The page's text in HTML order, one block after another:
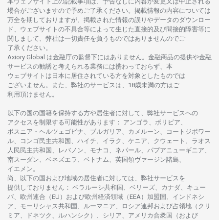
場合がございますので予めご了承ください。 掲載情報の内容については
万全を期しておりますが、 掲載さ れた情報の誤りやデータのダウンロー
ド、 ウェブサイトの不具合等によって生じた 直接的及び間接的障害等に
関し まして、 弊社は一切責任を負うものではありませんのでご
了承ください。
Axiory Global は金融庁の監督下にはありません。 金融商品の提供や金融
サービスの勧誘と 考えられる業務には携わっておらず、 本
ウェブサイトは 日本に居住さ れている方を対象としたものでは
ございません。
また、 弊社のサービスは、18歳未満の方はご
利用頂けません。
以下の国の国籍を保持する方や居住者に対して、 弊社サービスへの
アクセスを制限する可能性があります ： アンゴラ、ボリビア、
ボスニア ・ ヘルツェゴビナ、ブルガリア、カメルーン、コートジボワー
ル、
コンゴ民主共和国、ハイチ、イラク、ケニア、クウェート、 ラオス
人民民主共和国、レバノン、モナコ、ネパール、パプアニューギニア、
南スーダン、ベネズエラ、ベトナム、 英国領ヴァージン諸島、
イエメン。
尚、
以下の国および地域の居住者に対しては、 弊社サービスを
提供しておりません ： ベラルーシ共和国、ベリーズ、カナダ、キュー
バ、 欧州連合 （EU） および欧州経済領域 （EEA）加盟国、インドネシ
ア、 モーリシャス共和国、ルーマニア、 ロシア連邦および占領地 （クリ
ミア、ドネツク、ルハンシク）、シリア、 アメリカ合衆国
（および